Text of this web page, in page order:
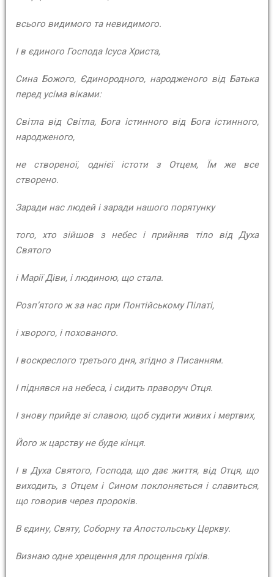
всього видимого та невидимого.
І в єдиного Господа Ісуса Христа,
Сина Божого, Єдинородного, народженого від Батька
перед усіма віками:
Світла від Світла, Бога істинного від Бога істинного,
народженого,
не створеної, однієї істоти з Отцем, Їм же все
створено.
Заради нас людей і заради нашого порятунку
того, хто зійшов з небес і прийняв тіло від Духа
Святого
і Марії Діви, і людиною, що стала.
Розп’ятого ж за нас при Понтійському Пілаті,
і хворого, і похованого.
І воскреслого третього дня, згідно з Писанням.
І піднявся на небеса, і сидить праворуч Отця.
І знову прийде зі славою, щоб судити живих і мертвих,
Його ж царству не буде кінця.
І в Духа Святого, Господа, що дає життя, від Отця, що
виходить, з Отцем і Сином поклоняється і славиться,
що говорив через пророків.
В єдину, Святу, Соборну та Апостольську Церкву.
Визнаю одне хрещення для прощення гріхів.